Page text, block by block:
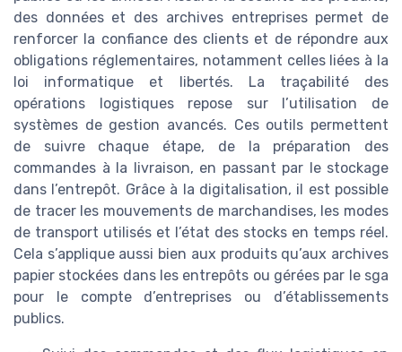
des données et des archives entreprises permet de
renforcer la confiance des clients et de répondre aux
obligations réglementaires, notamment celles liées à la
loi informatique et libertés. La traçabilité des
opérations logistiques repose sur l’utilisation de
systèmes de gestion avancés. Ces outils permettent
de suivre chaque étape, de la préparation des
commandes à la livraison, en passant par le stockage
dans l’entrepôt. Grâce à la digitalisation, il est possible
de tracer les mouvements de marchandises, les modes
de transport utilisés et l’état des stocks en temps réel.
Cela s’applique aussi bien aux produits qu’aux archives
papier stockées dans les entrepôts ou gérées par le sga
pour le compte d’entreprises ou d’établissements
publics.